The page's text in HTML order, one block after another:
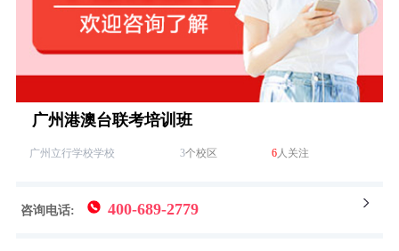
广州港澳台联考培训班
广州立行学校‌学校 3个校区 6人关注
咨询电话: 400-689-2779